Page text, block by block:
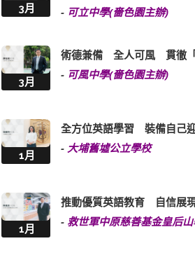
3月
- 可立中學(嗇色園主辦)
3月
術德兼備 全人可風 貫徹「
- 可風中學(嗇色園主辦)
1月
全方位英語學習 裝備自己
- 大埔舊墟公立學校
1月
推動優質英語教育 自信展
- 救世軍中原慈善基金皇后